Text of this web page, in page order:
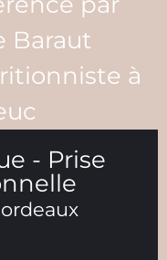
- Prise